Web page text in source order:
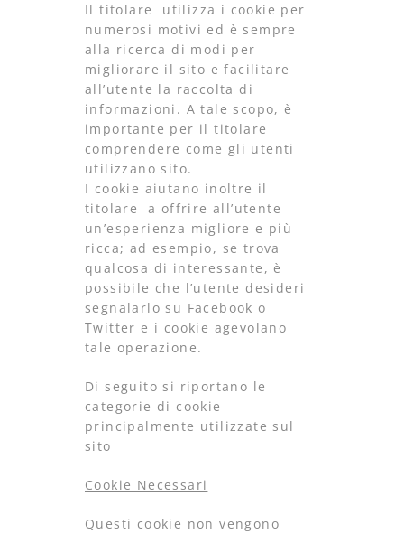
Il titolare utilizza i cookie per
numerosi motivi ed è sempre
alla ricerca di modi per
migliorare il sito e facilitare
all’utente la raccolta di
informazioni. A tale scopo, è
importante per il titolare
comprendere come gli utenti
utilizzano sito.
I cookie aiutano inoltre il
titolare a offrire all’utente
un’esperienza migliore e più
ricca; ad esempio, se trova
qualcosa di interessante, è
possibile che l’utente desideri
segnalarlo su Facebook o
Twitter e i cookie agevolano
tale operazione.
Di seguito si riportano le
categorie di cookie
principalmente utilizzate sul
sito
Cookie Necessari
Questi cookie non vengono